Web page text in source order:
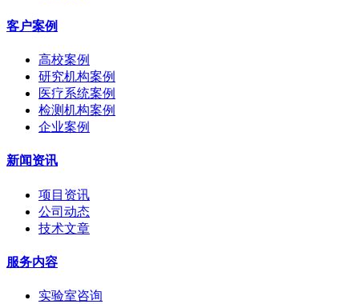
客户案例
高校案例
研究机构案例
医疗系统案例
检测机构案例
企业案例
新闻资讯
项目资讯
公司动态
技术文章
服务内容
实验室咨询